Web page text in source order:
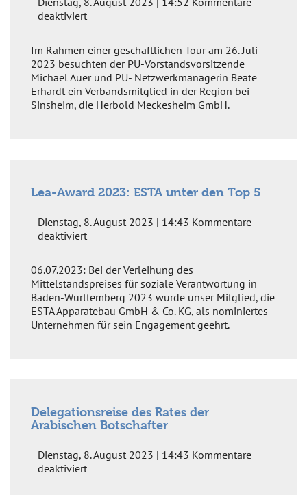
deaktiviertfür
bei
der
Herbold
Meckesheim
GmbH
Im Rahmen einer geschäftlichen Tour am 26. Juli
2023 besuchten der PU-Vorstandsvorsitzende
Michael Auer und PU- Netzwerkmanagerin Beate
Erhardt ein Verbandsmitglied in der Region bei
Sinsheim, die Herbold Meckesheim GmbH.
Lea-Award 2023: ESTA unter den Top 5
Dienstag, 8. August 2023 | 14:43 Kommentare
deaktiviertfür
2023:
ESTA
unter
den
Top
06.07.2023: Bei der Verleihung des
Mittelstandspreises für soziale Verantwortung in
Baden-Württemberg 2023 wurde unser Mitglied, die
ESTA Apparatebau GmbH & Co. KG, als nominiertes
Unternehmen für sein Engagement geehrt.
Delegationsreise des Rates der
Arabischen Botschafter
Dienstag, 8. August 2023 | 14:43 Kommentare
deaktiviertfür